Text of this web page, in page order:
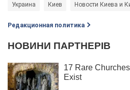
Украина Киев Новости Киева и
Редакционная политика